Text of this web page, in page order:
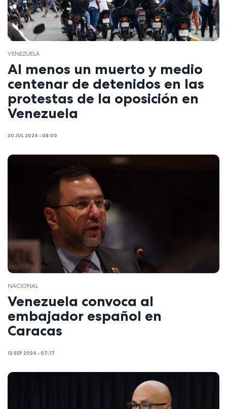
VENEZUELA
Al menos un muerto y medio
centenar de detenidos en las
protestas de la oposición en
Venezuela
30 JUL 2024 - 08:00
NACIONAL
Venezuela convoca al
embajador español en
Caracas
13 SEP 2024 - 07:17